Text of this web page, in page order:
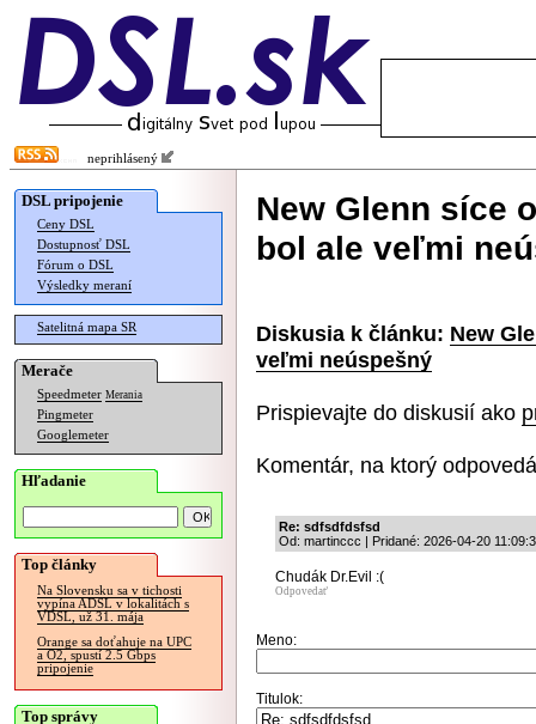
neprihlásený
DSL pripojenie
Ceny DSL
Dostupnosť DSL
Fórum o DSL
Výsledky meraní
Satelitná mapa SR
Merače
Speedmeter Merania
Pingmeter
Googlemeter
Hľadanie
Top články
Na Slovensku sa v tichosti
vypína ADSL v lokalitách s
VDSL, už 31. mája
Orange sa doťahuje na UPC
a O2, spustí 2.5 Gbps
pripojenie
Top správy
New Glenn síce
bol ale veľmi
Diskusia k článku: New
veľmi neúspešný
Prispievajte do diskusií ako
Komentár, na ktorý
Re: sdfsdfdsfsd
Od: martinccc | Pridané: 2026-04-20
Chudák Dr.Evil :(
Odpovedať
Meno:
Titulok: